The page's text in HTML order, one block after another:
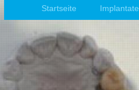
Startseite Implantate